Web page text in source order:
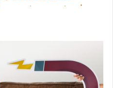
por otras cuentas sin